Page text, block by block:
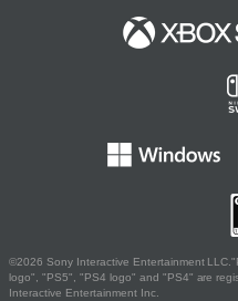
©2026 Sony Interactive Entertainment
logo", "PS5", "PS4 logo" and "PS4" are
Interactive Entertainment Inc.